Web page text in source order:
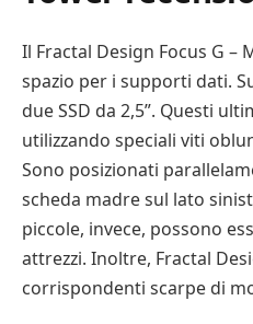
Il Fractal Design Focus G –
spazio per i supporti dati.
due SSD da 2,5”. Questi
utilizzando speciali viti
Sono posizionati
scheda madre sul lato
piccole, invece, possono
attrezzi. Inoltre, Fractal
corrispondenti scarpe di